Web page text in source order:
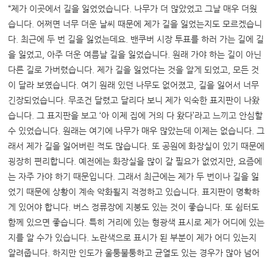
“제가 이곳에서 길을 잃었었습니다. 나무가 더 많았었고 그날 매우 더웠
습니다. 어쩌면 너무 더운 날씨 때문에 제가 길을 잃었는지도 모르겠습니
다. 최근에 두 번 길을 잃었는데요. 밴쿠버 시장 투표를 하러 가는 길에 길
을 잃었고, 아주 더운 여름날 길을 잃었습니다. 원래 가야 하는 길이 아닌
다른 길로 가버렸습니다. 제가 길을 잃었다는 것을 알게 되었고, 모든 것
이 달라 보였습니다. 여기 원래 있던 나무도 없어졌고, 길을 잃어서 너무
긴장되었습니다. 무조건 달렸고 달리다 보니 제가 익숙한 표지판이 나왔
습니다. 그 표지판을 보고 ‘아 이제 집에 거의 다 왔다’라고 느끼고 안심할
수 있었습니다. 원래는 여기에 나무가 매우 많았는데 이제는 없습니다. 그
래서 제가 길을 잃어버린 적도 많습니다. 또 공원에 화장실이 있기 때문에
굉장히 편리합니다. 예전에는 화장실을 많이 갈 필요가 없었지만, 요즘에
는 자주 가야 하기 때문입니다. 그래서 최근에는 제가 두 번이나 길을 잃
었기 때문에 상황이 계속 악화될지 걱정하고 있습니다. 표지판이 명확하
게 있어야 합니다. 버스 정류장에 지붕도 있는 것이 좋습니다. 또 쉼터도
함께 있으면 좋습니다. 특히 거리에 있는 형광색 표시로 제가 어디에 있는
지를 알 수가 있습니다. 노란색으로 표시가 된 부분이 제가 어디 있는지
알려줍니다. 하지만 인도가 울퉁불퉁하고 균열도 있는 경우가 많아 넘어